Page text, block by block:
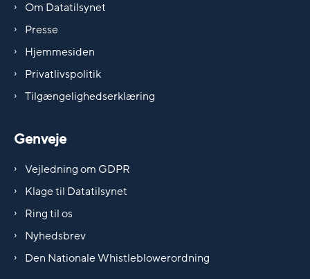
Om Datatilsynet
Presse
Hjemmesiden
Privatlivspolitik
Tilgængelighedserklæring
Genveje
Vejledning om GDPR
Klage til Datatilsynet
Ring til os
Nyhedsbrev
Den Nationale Whistleblowerordning